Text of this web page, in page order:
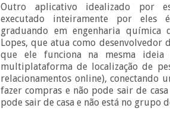
Outro aplicativo idealizado por
executado inteiramente por eles
graduando em engenharia química
Lopes, que atua como
que ele funciona na mesma ideia
multiplataforma de localização de
relacionamentos online), conectando
fazer compras e não pode sair de
pode sair de casa e não está no grupo